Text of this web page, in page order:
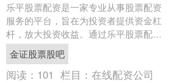
乐平股票配资是一家专业从事股票配资
服务的平台，旨在为投资者提供资金杠
杆，放大投资收益。通过乐平股票配
资，投资者可以获得高达10倍的资金杠
杆，有效提升投资效率和获....
金证股票股吧
阅读： 101 栏目：在线配资公司